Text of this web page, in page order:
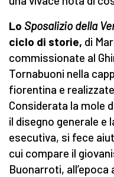
Lo Sposalizio della
ciclo di storie, di
commissionate al
Tornabuoni nella
fiorentina e
Considerata la mole
il disegno generale e
esecutiva, si fece
cui compare il
Buonarroti, all’epoca